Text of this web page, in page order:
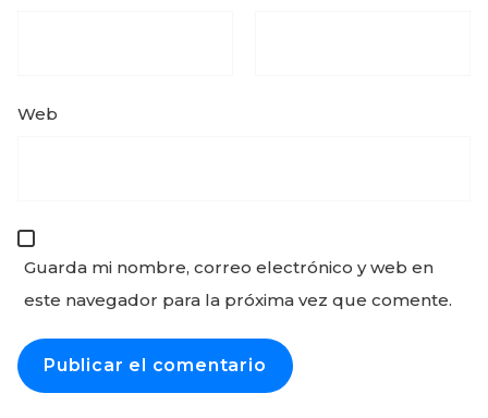
Web
Guarda mi nombre, correo electrónico y web en
este navegador para la próxima vez que comente.